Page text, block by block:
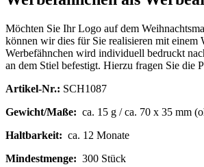
Möchten Sie Ihr Logo auf dem
können wir dies für Sie realisieren mit einem
Werbefähnchen wird individuell bedruckt
an dem Stiel befestigt. Hierzu fragen Sie die
Artikel-Nr.: SCH1087
Gewicht/Maße: ca. 15 g / ca. 70 x 35 mm
Haltbarkeit: ca. 12 Monate
Mindestmenge: 300 Stück